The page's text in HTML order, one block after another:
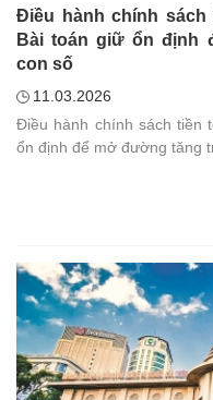
Điều hành chính
Bài toán giữ ổn định
con số
11.03.2026
Điều hành chính sách tiền
ổn định để mở đường tăng